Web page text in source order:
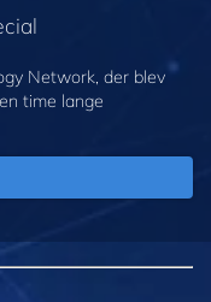
Network, der blev
time lange